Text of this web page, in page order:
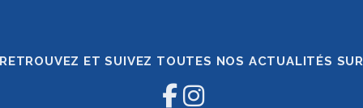
RETROUVEZ ET SUIVEZ TOUTES NOS ACTUALITÉS SUR